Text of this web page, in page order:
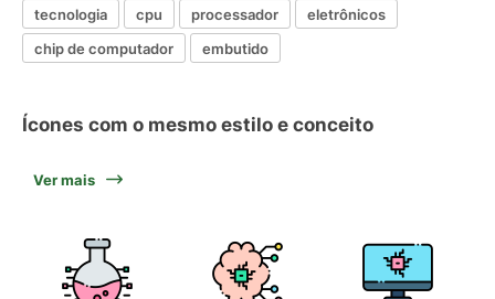
tecnologia cpu processador
eletrônicos
chip de computador
embutido
Ícones com o mesmo estilo e conceito
Ver mais